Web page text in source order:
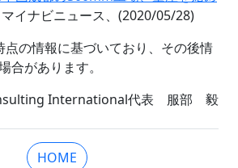
マイナビニュース、(2020/05/28)
点の情報に基づいており、その後情
合があります。
International代表 服部 毅
HOME